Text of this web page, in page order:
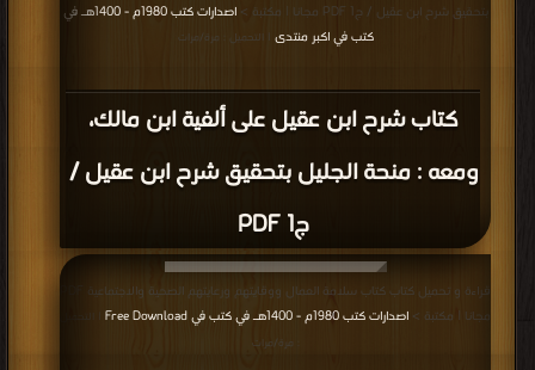
كتاب شرح ابن عقيل على ألفية ابن مالك،
ومعه : منحة الجليل بتحقيق شرح ابن عقيل /
ج1 PDF
بتحقيق شرح ابن عقيل / ج1 PDF مجانا | مكتبة >
اصدارات كتب 1980م - 1400هـ في
كتب في اكبر منتدى
| التحميل : مرة/مرات
مجانا | مكتبة > اصدارات كتب 1980م - 1400هـ في كتب في Free Download
: مرة/مرات